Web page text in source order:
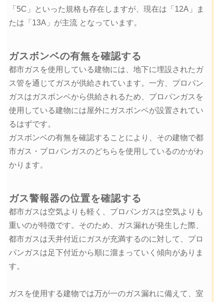
「5C」といった規格も存在しますが、現在は「12A」ま
たは「13A」が主流 となっています。
ガスボンベの有無を確認する
都市ガスを使用している建物には、地下に埋設されたガ
ス管を通じてガスが供給されています。一方、プロパン
ガスはガスボンベから供給されるため、プロパンガスを
使用している建物には屋外にガスボンベが設置されてい
るはずです。
ガスボンベの有無を確認することにより、その建物で都
市ガス・プロパンガスのどちらを使用しているのかがわ
かります。
ガス警報器の位置を確認する
都市ガスは空気よりも軽く、プロパンガスは空気よりも
重いのが特徴です。そのため、ガス漏れが発生した際、
都市ガスは天井付近にガスが充満するのに対して、プロ
パンガスは足下付近から順に溜まっていく傾向がありま
す。
ガスを使用する建物では万が一のガス漏れに備えて、室